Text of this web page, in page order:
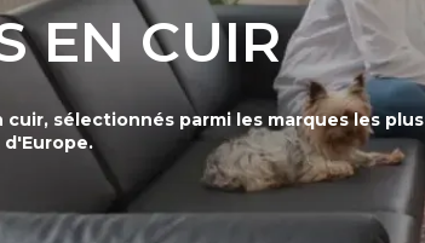
EN CUIR
cuir, sélectionnés parmi les marques les plus